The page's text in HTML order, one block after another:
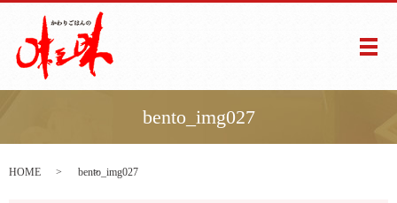
メ
bento_img027
HOME bento_img027